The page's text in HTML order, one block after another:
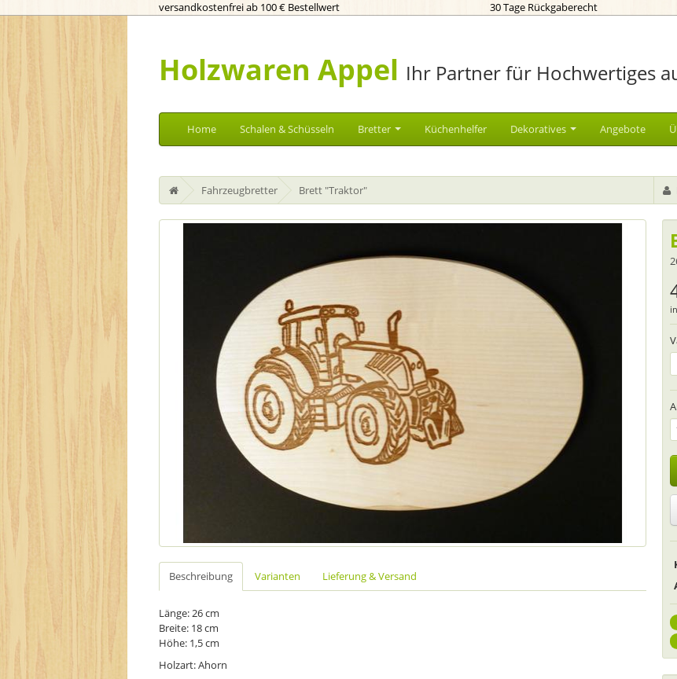
versandkostenfrei ab 100 € Bestellwert 30 Tage Rückgaberecht
Holzwaren Appel Ihr Partner für Hochwertiges
Home Schalen & Schüsseln Bretter Küchenhelfer Dekoratives Angebote
Fahrzeugbretter Brett "Traktor"
Beschreibung Varianten Lieferung & Versand
Länge: 26 cm
Breite: 18 cm
Höhe: 1,5 cm
Holzart: Ahorn